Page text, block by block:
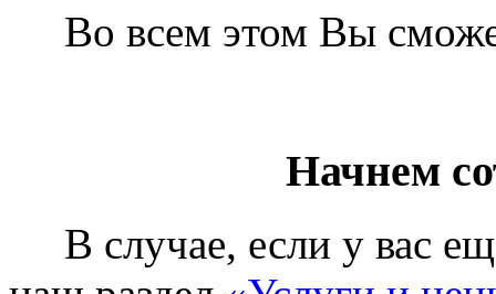
Во всем этом Вы
Начнем
В случае, если у вас